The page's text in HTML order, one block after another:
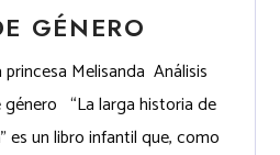
GÉNERO
Melisanda Análisis
“La larga historia de
es un libro infantil que, como